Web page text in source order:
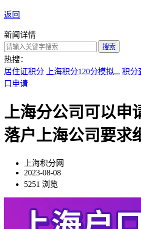
返回
新闻详情
搜索
热搜：
居住证积分
上海积分120分模拟... 积分
口申请
上海分公司可以申
落户上海公司要求
上海积分网
2023-08-08
5251 浏览